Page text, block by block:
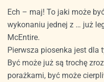
Ech – maj! To jaki może
wykonaniu jednej z … już
McEntire.
Pierwsza piosenka jest dla
Być może już są trochę
porażkami, być może